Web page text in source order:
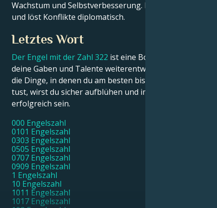
Wachstum und Selbstverbesserung. Du bist kreativ
und löst Konflikte diplomatisch.
Letztes Wort
Der Engel mit der Zahl 322 ist eine Botschaft, dass du
deine Gaben und Talente weiterentwickeln sollst –
die Dinge, in denen du am besten bist. Wenn du das
tust, wirst du sicher aufblühen und im Leben
erfolgreich sein.
000 Engelszahl
0101 Engelszahl
0303 Engelszahl
0505 Engelszahl
0707 Engelszahl
0909 Engelszahl
1 Engelszahl
10 Engelszahl
1011 Engelszahl
1017 Engelszahl